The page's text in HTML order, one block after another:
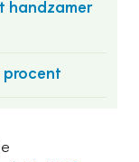
handzamer
procent